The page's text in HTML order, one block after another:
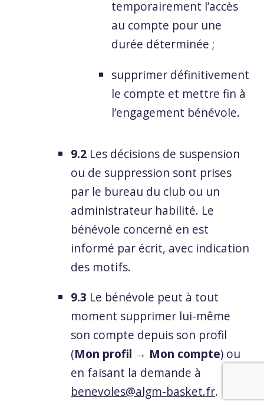
temporairement l’accès
au compte pour une
durée déterminée ;
supprimer définitivement
le compte et mettre fin à
l’engagement bénévole.
9.2 Les décisions de suspension
ou de suppression sont prises
par le bureau du club ou un
administrateur habilité. Le
bénévole concerné en est
informé par écrit, avec indication
des motifs.
9.3 Le bénévole peut à tout
moment supprimer lui-même
son compte depuis son profil
(Mon profil → Mon compte) ou
en faisant la demande à
benevoles@algm-basket.fr.